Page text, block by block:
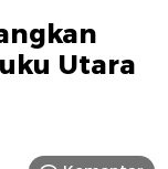
Utara